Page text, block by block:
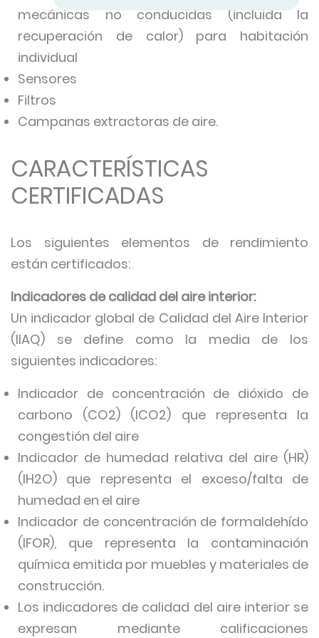
mecánicas no conducidas (incluida la
recuperación de calor) para habitación
individual
Sensores
Filtros
Campanas extractoras de aire.
CARACTERÍSTICAS
CERTIFICADAS
Los siguientes elementos de rendimiento
están certificados:
Indicadores de calidad del aire interior:
Un indicador global de Calidad del Aire Interior
(IIAQ) se define como la media de los
siguientes indicadores:
Indicador de concentración de dióxido de
carbono (CO2) (ICO2) que representa la
congestión del aire
Indicador de humedad relativa del aire (HR)
(IH2O) que representa el exceso/falta de
humedad en el aire
Indicador de concentración de formaldehído
(IFOR), que representa la contaminación
química emitida por muebles y materiales de
construcción.
Los indicadores de calidad del aire interior se
expresan mediante calificaciones